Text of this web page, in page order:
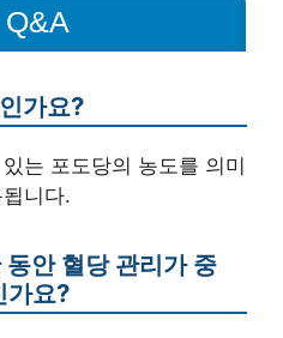
가요?
는 포도당의 농도를 의미
니다.
안 혈당 관리가 중
가요?